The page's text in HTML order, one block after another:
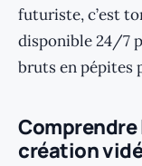
futuriste, c’est
disponible 24/7
bruts en pépites
Comprendre
création